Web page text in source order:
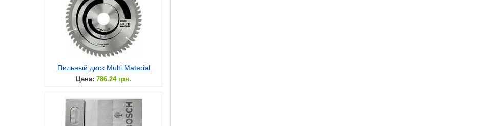
Пильный диск Multi Material
Цена: 786.24 грн.